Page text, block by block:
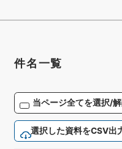
件名一覧
当ページ全てを選択/
選択した資料をCSV出